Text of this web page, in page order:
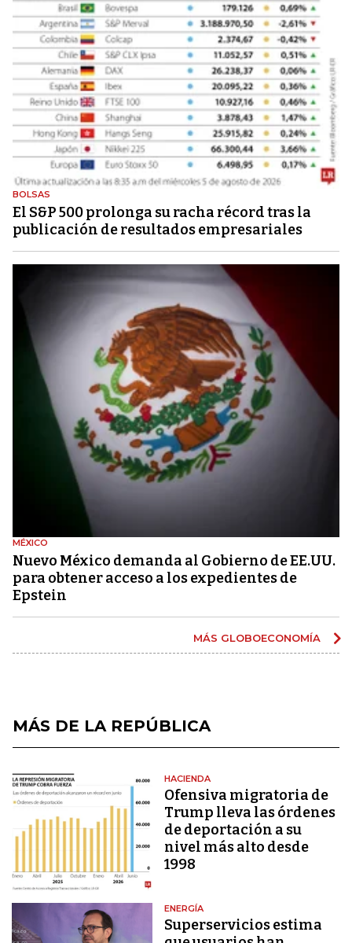
BOLSAS
El S&P 500 prolonga su racha récord tras la
publicación de resultados empresariales
MÉXICO
Nuevo México demanda al Gobierno de EE.UU.
para obtener acceso a los expedientes de
Epstein
MÁS GLOBOECONOMÍA
MÁS DE LA REPÚBLICA
HACIENDA
Ofensiva migratoria de
Trump lleva las órdenes
de deportación a su
nivel más alto desde
1998
ENERGÍA
Superservicios estima